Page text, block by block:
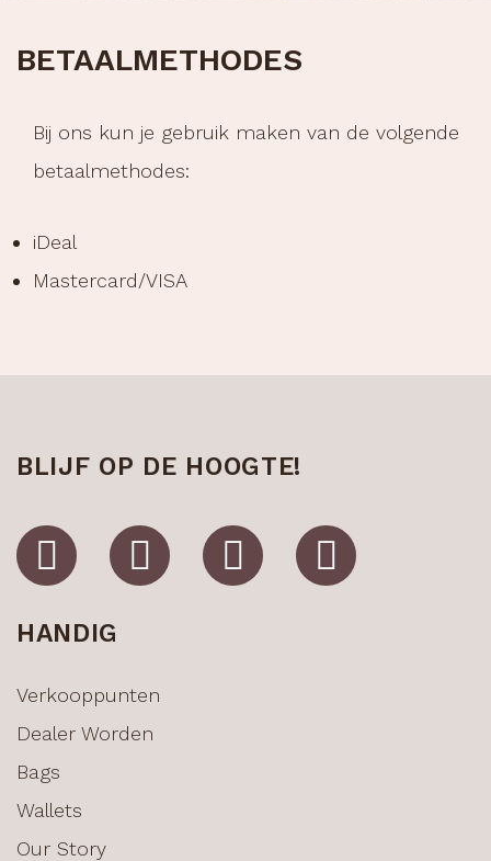
BETAALMETHODES
Bij ons kun je gebruik maken van de volgende
betaalmethodes:
iDeal
Mastercard/VISA
BLIJF OP DE HOOGTE!
HANDIG
Verkooppunten
Dealer Worden
Bags
Wallets
Our Story